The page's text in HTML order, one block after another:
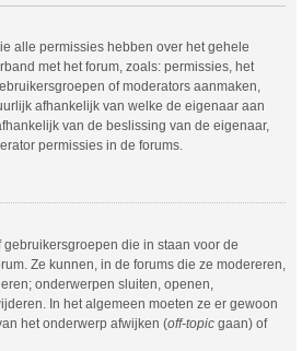
alle permissies hebben over het gehele
met het forum, zoals: permissies, het
of moderators aanmaken,
afhankelijk van welke de eigenaar aan
van de beslissing van de eigenaar,
permissies in de forums.
die in staan voor de
Ze kunnen, in de forums die ze modereren,
onderwerpen sluiten, openen,
In het algemeen moeten ze er gewoon
het onderwerp afwijken (off-topic gaan) of